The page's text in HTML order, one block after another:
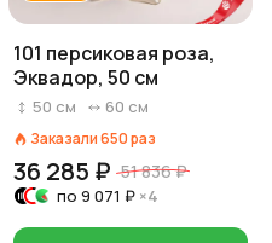
101 персиковая роза,
Эквадор, 50 см
50 см 60 см
Заказали650раз
36 285 ₽ 51 836 ₽
по 9 071 ₽ ×4